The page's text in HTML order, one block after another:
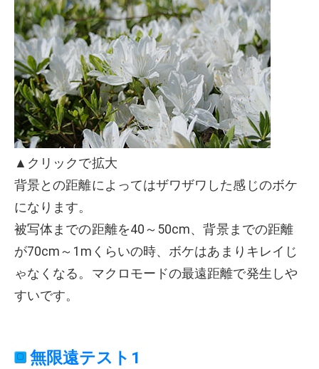
▲クリックで拡大
背景との距離によってはザワザワした感じのボケ
になります。
被写体までの距離を40～50cm、背景までの距離
が70cm～1mくらいの時、ボケはあまりキレイじ
ゃなくなる。マクロモードの最遠距離で発生しや
すいです。
無限遠テスト1